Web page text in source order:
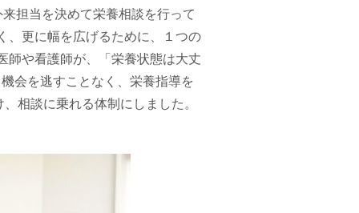
担当を決めて栄養相談を行って
、更に幅を広げるために、１つの
師や看護師が、「栄養状態は大丈
会を逃すことなく、栄養指導を
相談に乗れる体制にしました。